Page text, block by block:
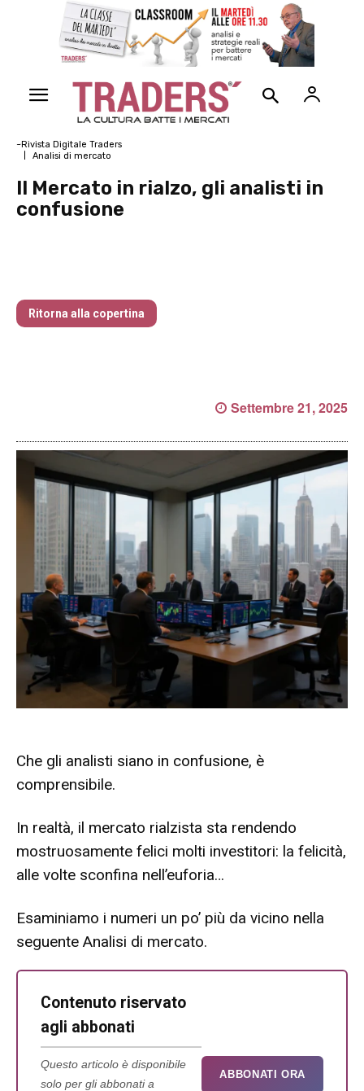
~Rivista Digitale Traders
Analisi di mercato
Il Mercato in rialzo, gli analisti in
confusione
Ritorna alla copertina
Settembre 21, 2025
Che gli analisti siano in confusione, è
comprensibile.
In realtà, il mercato rialzista sta rendendo
mostruosamente felici molti investitori: la felicità,
alle volte sconfina nell’euforia…
Esaminiamo i numeri un po’ più da vicino nella
seguente Analisi di mercato.
Contenuto riservato
agli abbonati
Questo articolo è disponibile
solo per gli abbonati a
ABBONATI ORA